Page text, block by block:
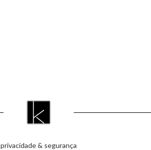
privacidade & segurança